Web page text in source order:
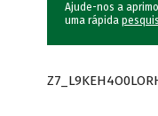
Ajude-nos a
uma rápida